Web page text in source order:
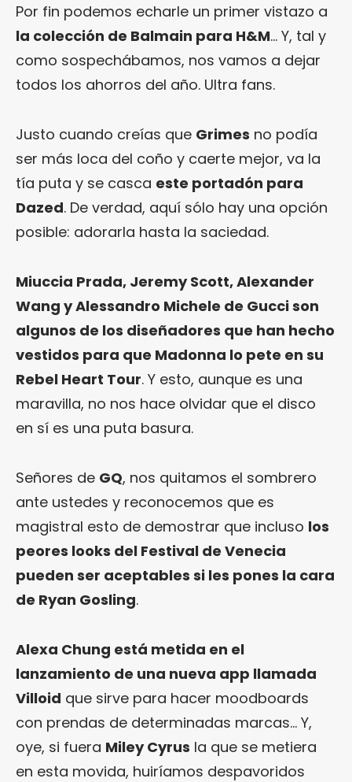
Por fin podemos echarle un primer vistazo a
la colección de Balmain para H&M… Y, tal y
como sospechábamos, nos vamos a dejar
todos los ahorros del año. Ultra fans.
Justo cuando creías que Grimes no podía
ser más loca del coño y caerte mejor, va la
tía puta y se casca este portadón para
Dazed. De verdad, aquí sólo hay una opción
posible: adorarla hasta la saciedad.
Miuccia Prada, Jeremy Scott, Alexander
Wang y Alessandro Michele de Gucci son
algunos de los diseñadores que han hecho
vestidos para que Madonna lo pete en su
Rebel Heart Tour. Y esto, aunque es una
maravilla, no nos hace olvidar que el disco
en sí es una puta basura.
Señores de GQ, nos quitamos el sombrero
ante ustedes y reconocemos que es
magistral esto de demostrar que incluso los
peores looks del Festival de Venecia
pueden ser aceptables si les pones la cara
de Ryan Gosling.
Alexa Chung está metida en el
lanzamiento de una nueva app llamada
Villoid que sirve para hacer moodboards
con prendas de determinadas marcas… Y,
oye, si fuera Miley Cyrus la que se metiera
en esta movida, huiríamos despavoridos